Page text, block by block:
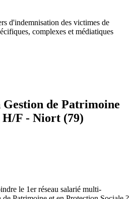
d'indemnisation des victimes de
complexes et médiatiques
Gestion de Patrimoine
F - Niort (79)
le 1er réseau salarié multi-